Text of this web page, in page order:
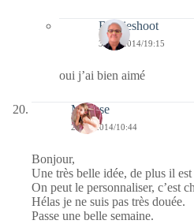
Bernieshoot
30/12/2014/19:15
oui j’ai bien aimé
Mousse
29/12/2014/10:44
Bonjour,
Une très belle idée, de plus il est
On peut le personnaliser, c’est
Hélas je ne suis pas très douée.
Passe une belle semaine.